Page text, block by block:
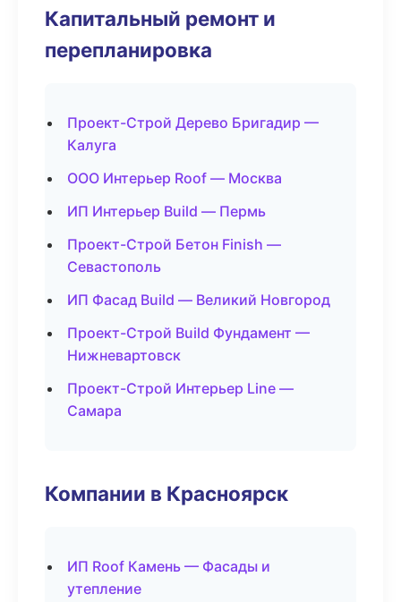
Капитальный ремонт и
перепланировка
Проект-Строй Дерево Бригадир —
Калуга
ООО Интерьер Roof — Москва
ИП Интерьер Build — Пермь
Проект-Строй Бетон Finish —
Севастополь
ИП Фасад Build — Великий Новгород
Проект-Строй Build Фундамент —
Нижневартовск
Проект-Строй Интерьер Line —
Самара
Компании в Красноярск
ИП Roof Камень — Фасады и
утепление